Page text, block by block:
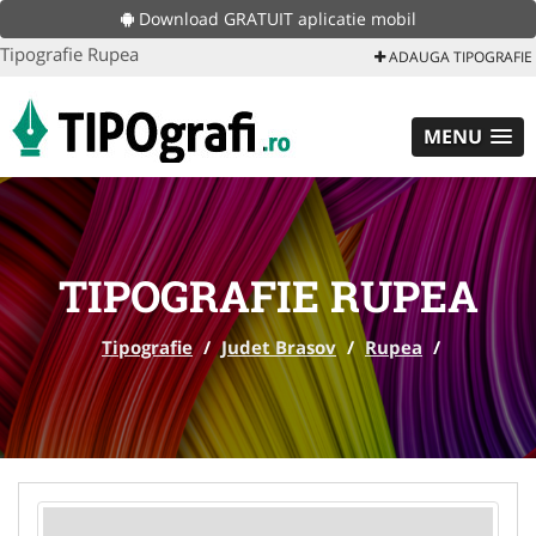
Download GRATUIT aplicatie mobil
Tipografie Rupea ADAUGA TIPOGRAFIE
MENU
TIPOGRAFIE RUPEA
Tipografie / Judet Brasov / Rupea /